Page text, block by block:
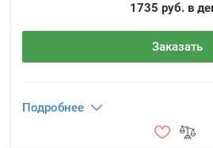
1735 руб. в
Заказать
Подробнее